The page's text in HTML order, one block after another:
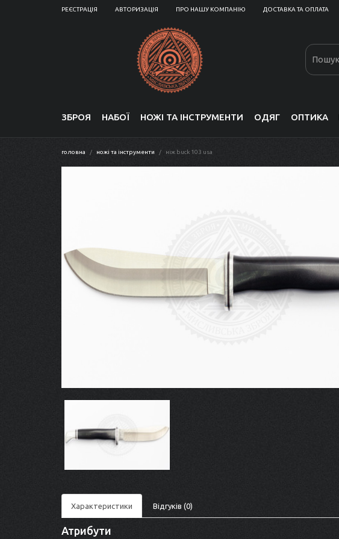
РЕЄСТРАЦІЯ АВТОРИЗАЦІЯ ПРО НАШУ КОМПАНІЮ ДОСТАВКА ТА ОПЛАТА
ЗБРОЯ НАБОЇ НОЖІ ТА ІНСТРУМЕНТИ ОДЯГ ОПТИКА
головна ножі та інструменти ніж buck 103 usa
Характеристики Відгуків (0)
Атрибути